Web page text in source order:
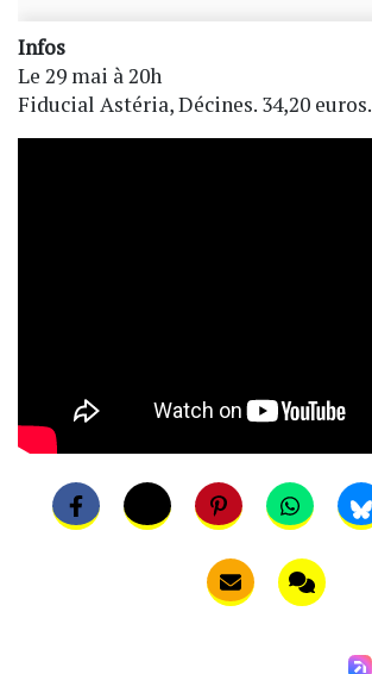
Infos
Le 29 mai à 20h
Fiducial Astéria, Décines. 34,20 euros.